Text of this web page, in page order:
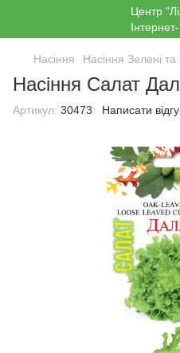
Насіння Насіння Зелені
Насіння Салат
Артикул: 30473 Написати